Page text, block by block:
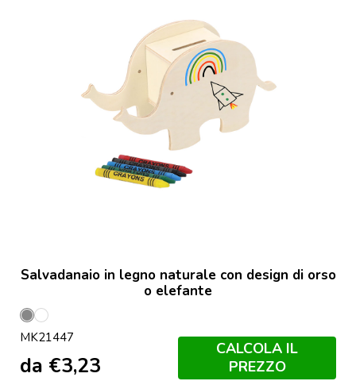
Salvadanaio in legno naturale con design di orso
o elefante
Elefante
Urso
MK21447
da €3,23
CALCOLA IL
PREZZO